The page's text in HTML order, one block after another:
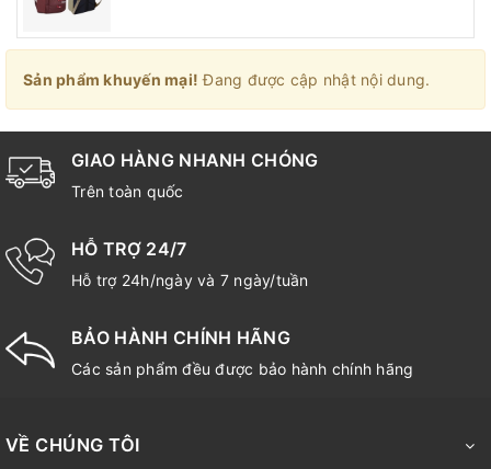
Sản phẩm khuyến mại! Đang được cập nhật nội dung.
GIAO HÀNG NHANH CHÓNG
Trên toàn quốc
HỖ TRỢ 24/7
Hỗ trợ 24h/ngày và 7 ngày/tuần
BẢO HÀNH CHÍNH HÃNG
Các sản phẩm đều được bảo hành chính hãng
VỀ CHÚNG TÔI